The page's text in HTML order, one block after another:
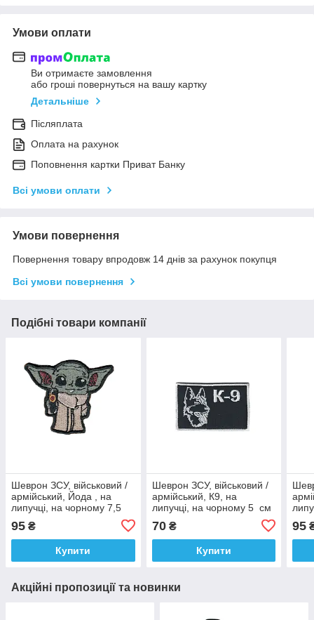
Умови оплати
Ви отримаєте замовлення
або гроші повернуться на вашу картку
Детальніше
Післяплата
Оплата на рахунок
Поповнення картки Приват Банку
Всі умови оплати
Умови повернення
Повернення товару впродовж 14 днів за рахунок покупця
Всі умови повернення
Подібні товари компанії
Шеврон ЗСУ, військовий /
армійський, Йода , на
липучці, на чорному 7,5
95 ₴
Купити
Шеврон ЗСУ, військовий /
армійський, К9, на
липучці, на чорному 5 см
70₴
Купити
95
Акційні пропозиції та новинки